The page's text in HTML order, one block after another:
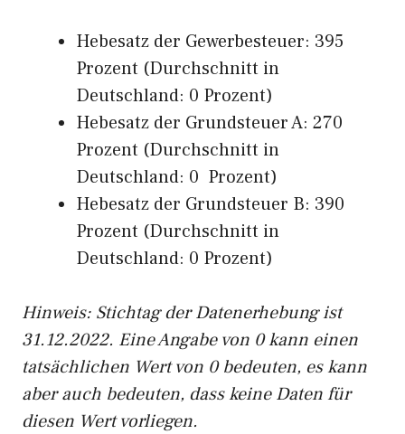
Hebesatz der Gewerbesteuer: 395
Prozent (Durchschnitt in
Deutschland: 0 Prozent)
Hebesatz der Grundsteuer A: 270
Prozent (Durchschnitt in
Deutschland: 0 Prozent)
Hebesatz der Grundsteuer B: 390
Prozent (Durchschnitt in
Deutschland: 0 Prozent)
Hinweis: Stichtag der Datenerhebung ist
31.12.2022. Eine Angabe von 0 kann einen
tatsächlichen Wert von 0 bedeuten, es kann
aber auch bedeuten, dass keine Daten für
diesen Wert vorliegen.